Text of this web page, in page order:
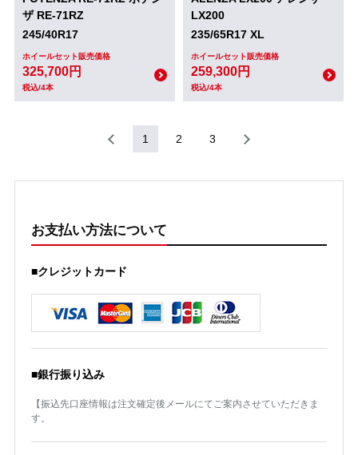
ザ RE-71RZ
245/40R17
ホイールセット販売価格
325,700円
税込/4本
LX200
235/65R17 XL
ホイールセット販売価格
259,300円
税込/4本
1 2 3
お支払い方法について
■クレジットカード
■銀行振り込み
【振込先口座情報は注文確定後メールにてご案内させていただきま
す。